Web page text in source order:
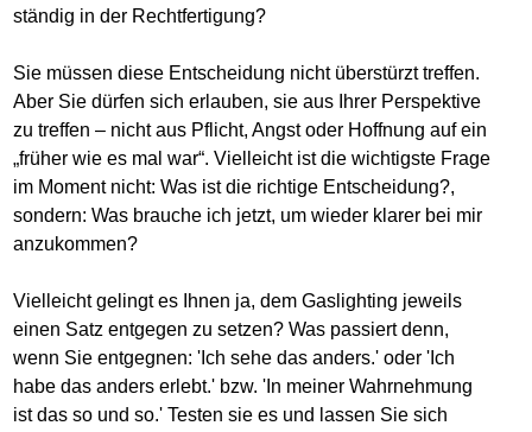
ständig in der Rechtfertigung?
Sie müssen diese Entscheidung nicht überstürzt treffen.
Aber Sie dürfen sich erlauben, sie aus Ihrer Perspektive
zu treffen – nicht aus Pflicht, Angst oder Hoffnung auf ein
„früher wie es mal war“. Vielleicht ist die wichtigste Frage
im Moment nicht: Was ist die richtige Entscheidung?,
sondern: Was brauche ich jetzt, um wieder klarer bei mir
anzukommen?
Vielleicht gelingt es Ihnen ja, dem Gaslighting jeweils
einen Satz entgegen zu setzen? Was passiert denn,
wenn Sie entgegnen: 'Ich sehe das anders.' oder 'Ich
habe das anders erlebt.' bzw. 'In meiner Wahrnehmung
ist das so und so.' Testen sie es und lassen Sie sich